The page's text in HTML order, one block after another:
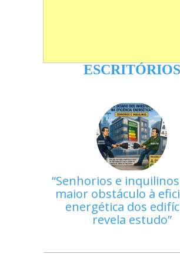
ESCRITÓRIOS
Senhorios e
maior obstáculo à
energética dos
revela estudo